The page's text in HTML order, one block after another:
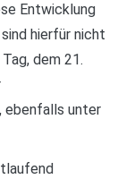
Entwicklung
hierfür nicht
dem 21.
ebenfalls unter